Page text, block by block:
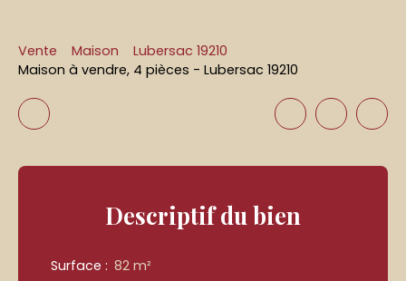
Vente Maison
Lubersac 19210
Maison à vendre, 4 pièces - Lubersac 19210
Descriptifdu bien
Surface : 82 m²